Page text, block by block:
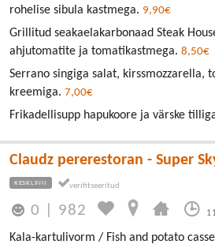
rohelise sibula kastmega. 9,90€
Grillitud seakaelakarbonaad Steak
ahjutomatite ja tomatikastmega. 8,50€
Serrano singiga salat, kirssmozzarella,
kreemiga. 7,00€
Frikadellisupp hapukoore ja värske
Claudz pererestoran - Super
KESKLINN
0 982
Kala-kartulivorm / Fish and potato